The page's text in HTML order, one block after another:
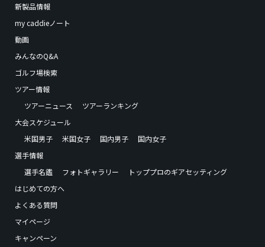
新製品情報
my caddieノート
動画
みんなのQ&A
ゴルフ場検索
ツアー情報
ツアーニュース
ツアーランキング
大会スケジュール
米国男子
米国女子 国内男子
国内女子
選手情報
選手名鑑
フォトギャラリー
トッププロのギアセッティング
はじめての方へ
よくある質問
マイページ
キャンペーン